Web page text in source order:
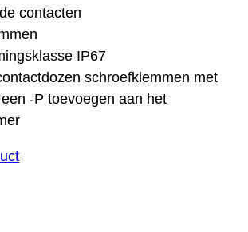
contacten
IP67
schroefklemmen met
-P toevoegen aan het